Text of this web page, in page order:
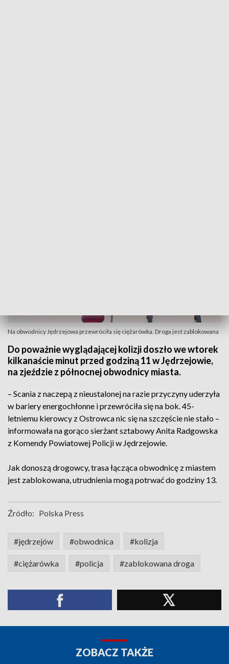
Na obwodnicy Jędrzejowa przewróciła się ciężarówka. Droga jest zablokowana
Do poważnie wyglądającej kolizji doszło we wtorek
kilkanaście minut przed godziną 11 w Jędrzejowie,
na zjeździe z północnej obwodnicy miasta.
– Scania z naczepą z nieustalonej na razie przyczyny uderzyła
w bariery energochłonne i przewróciła się na bok. 45-
letniemu kierowcy z Ostrowca nic się na szczęście nie stało –
informowała na gorąco sierżant sztabowy Anita Radgowska
z Komendy Powiatowej Policji w Jędrzejowie.
Jak donoszą drogowcy, trasa łącząca obwodnicę z miastem
jest zablokowana, utrudnienia mogą potrwać do godziny 13.
Źródło: Polska Press
#jędrzejów #obwodnica #kolizja
#ciężarówka #policja #zablokowana droga
ZOBACZ TAKŻE